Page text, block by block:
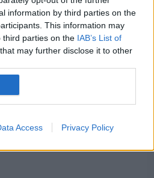
information by third parties on the
This information may
third parties on the IAB’s List of
that may further disclose it to other
Access Privacy Policy
Cum transformă
resursele